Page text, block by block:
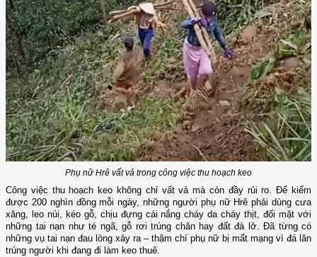
Phụ nữ Hrê vất vả trong công việc thu hoạch keo
Công việc thu hoạch keo không chỉ vất vả mà còn đầy rủi ro. Để kiếm
được 200 nghìn đồng mỗi ngày, những người phụ nữ Hrê phải dùng cưa
xăng, leo núi, kéo gỗ, chịu đựng cái nắng cháy da cháy thịt, đối mặt với
những tai nạn như té ngã, gỗ rơi trúng chân hay đất đá lở. Đã từng có
những vụ tai nạn đau lòng xảy ra – thậm chí phụ nữ bị mất mạng vì đá lăn
trúng người khi đang đi làm keo thuê.